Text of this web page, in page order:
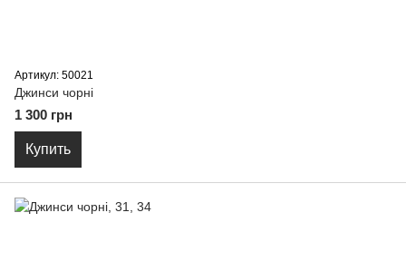
Артикул: 50021
Джинси чорні
1 300 грн
Купить